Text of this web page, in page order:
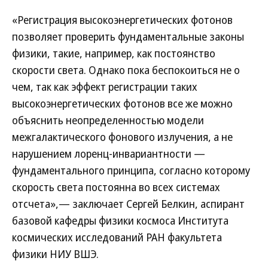
«Регистрация высокоэнергетических фотонов
позволяет проверить фундаментальные законы
физики, такие, например, как постоянство
скорости света. Однако пока беспокоиться не о
чем, так как эффект регистрации таких
высокоэнергетических фотонов все же можно
объяснить неопределенностью модели
межгалактического фонового излучения, а не
нарушением лоренц-инвариантности —
фундаментального принципа, согласно которому
скорость света постоянна во всех системах
отсчета»,— заключает Сергей Белкин, аспирант
базовой кафедры физики космоса Института
космических исследований РАН факультета
физики НИУ ВШЭ.